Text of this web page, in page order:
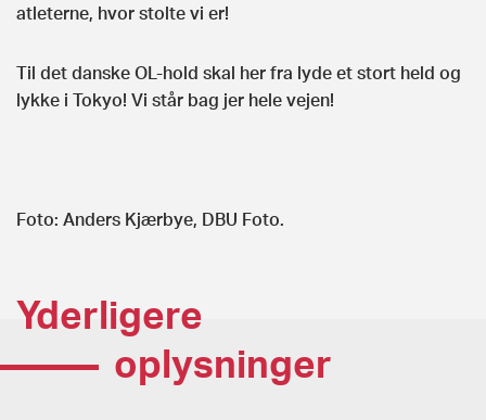
atleterne, hvor stolte vi er!
Til det danske OL-hold skal her fra lyde et stort held og
lykke i Tokyo! Vi står bag jer hele vejen!
Foto: Anders Kjærbye, DBU Foto.
Yderligere
oplysninger